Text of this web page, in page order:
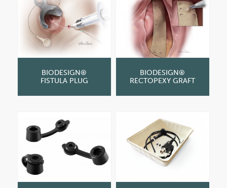
BIODESIGN®
FISTULA PLUG
BIODESIGN®
RECTOPEXY GRAFT